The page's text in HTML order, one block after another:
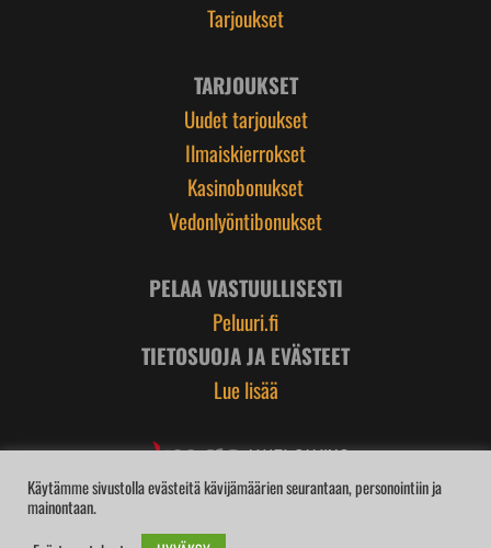
Tarjoukset
TARJOUKSET
Uudet tarjoukset
Ilmaiskierrokset
Kasinobonukset
Vedonlyöntibonukset
PELAA VASTUULLISESTI
Peluuri.fi
TIETOSUOJA JA EVÄSTEET
Lue lisää
Käytämme sivustolla evästeitä kävijämäärien seurantaan, personointiin ja
mainontaan.